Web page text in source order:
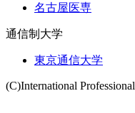
名古屋医専
通信制大学
東京通信大学
(C)International